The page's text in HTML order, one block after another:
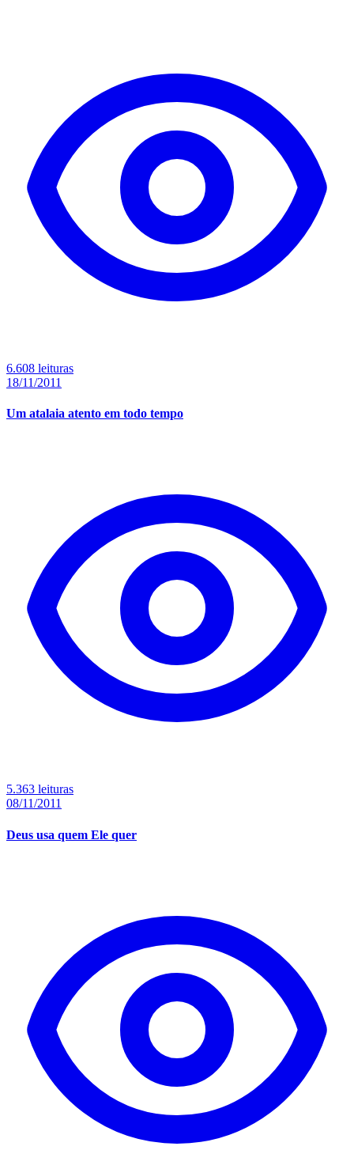
6.608 leituras
18/11/2011
Um atalaia atento em todo tempo
5.363 leituras
08/11/2011
Deus usa quem Ele quer